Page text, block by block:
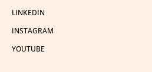
LINKEDIN
INSTAGRAM
YOUTUBE